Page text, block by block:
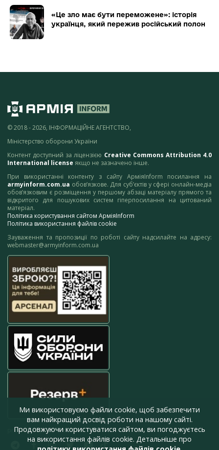
«Це зло має бути переможене»: історія
українця, який пережив російський полон
© 2018 - 2026, ІНФОРМАЦІЙНЕ АГЕНТСТВО,
Міністерство оборони України
Контент доступний за ліцензією Creative Commons Attribution 4.0
International license якщо не зазначено інше.
При використанні контенту з сайту АрміяInform посилання на
armyinform.com.ua обов’язкове. Для суб’єктів у сфері онлайн-медіа
обов’язковим є розміщення у першому абзаці матеріалу прямого та
відкритого для пошукових систем гіперпосилання на цитований
матеріал.
Політика користування сайтом АрміяInform
Політика використання файлів cookie
Зауваження та пропозиції по роботі сайту надсилайте на адресу:
webmaster@armyinform.com.ua
press@armyinform.com.ua
Ми використовуємо файли cookie, щоб забезпечити
вам найкращий досвід роботи на нашому сайті.
Продовжуючи користуватися сайтом, ви погоджуєтесь
на використання файлів cookie. Детальніше про